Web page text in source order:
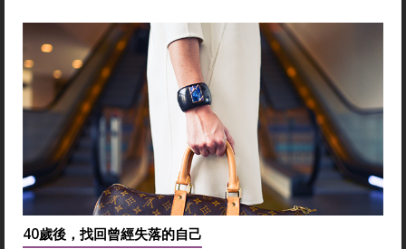
40歲後，找回曾經失落的自己